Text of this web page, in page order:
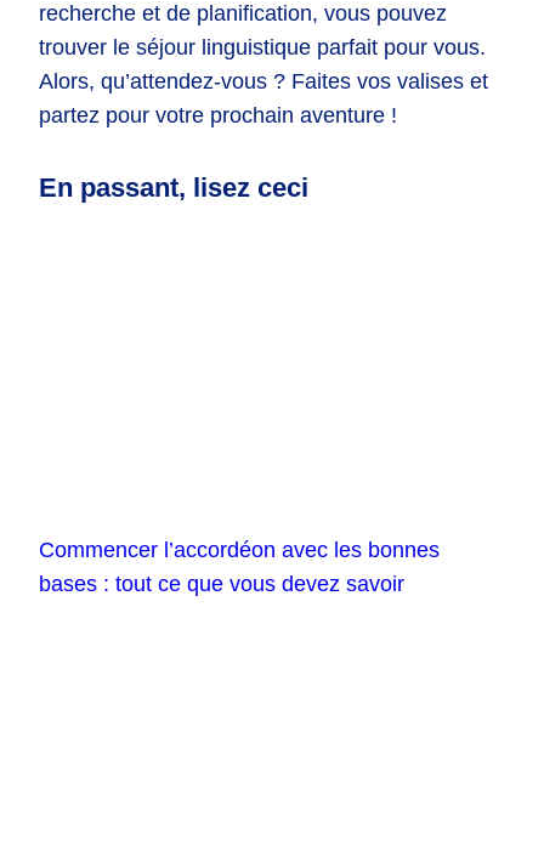
recherche et de planification, vous pouvez
trouver le séjour linguistique parfait pour vous.
Alors, qu’attendez-vous ? Faites vos valises et
partez pour votre prochain aventure !
En passant, lisez ceci
Commencer l’accordéon avec les bonnes
bases : tout ce que vous devez savoir